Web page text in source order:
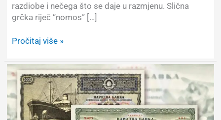
razdiobe i nečega što se daje u razmjenu. Slična
grčka riječ “nomos” […]
Kratki
povijesnog
razvoja
numizmatike
Pročitaj više »